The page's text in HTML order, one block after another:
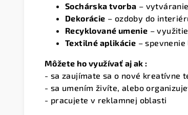
Sochárska tvorba –
Dekorácie – ozdoby do
Recyklované umenie –
Textilné aplikácie –
Môžete ho využívať aj ak :
- sa zaujímate sa o nové kreatívne
- sa umením živíte, alebo
- pracujete v reklamnej oblasti